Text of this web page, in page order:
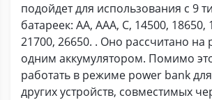
подойдет для использования с 9
батареек: АА, ААА, С, 14500, 18650,
21700, 26650. . Оно рассчитано на
одним аккумулятором. Помимо
работать в режиме power bank
других устройств, совместимых